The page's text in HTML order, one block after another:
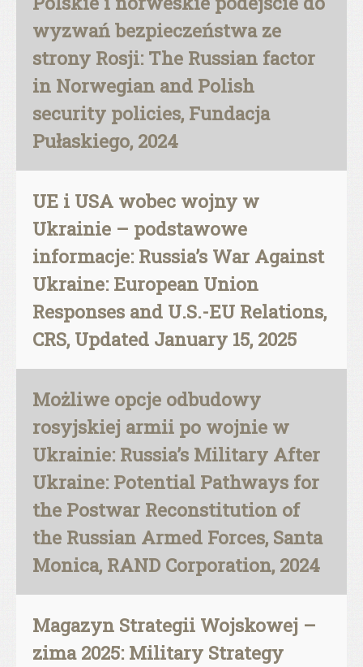
wyzwań bezpieczeństwa ze
strony Rosji: The Russian factor
in Norwegian and Polish
security policies, Fundacja
Pułaskiego, 2024
UE i USA wobec wojny w
Ukrainie – podstawowe
informacje: Russia’s War Against
Ukraine: European Union
Responses and U.S.-EU Relations,
CRS, Updated January 15, 2025
Możliwe opcje odbudowy
rosyjskiej armii po wojnie w
Ukrainie: Russia’s Military After
Ukraine: Potential Pathways for
the Postwar Reconstitution of
the Russian Armed Forces, Santa
Monica, RAND Corporation, 2024
Magazyn Strategii Wojskowej –
zima 2025: Military Strategy